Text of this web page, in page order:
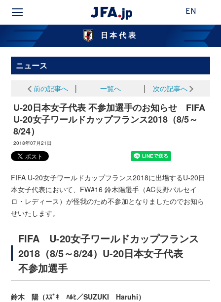
EN
日本代表
ニュース
前の記事へ 一覧へ 次の記事へ
U-20日本女子代表 不参加選手のお知らせ FIFA
U-20女子ワールドカップフランス2018（8/5～
8/24）
2018年07月21日
FIFA U-20女子ワールドカップフランス2018に出場するU-20日
本女子代表において、FW#16 鈴木陽選手（AC長野パルセイ
ロ・レディース）が怪我のため不参加となりましたのでお知ら
せいたします。
FIFA U-20女子ワールドカップフランス
2018（8/5～8/24）U-20日本女子代表
不参加選手
鈴木 陽（ｽｽﾞｷ ﾊﾙﾋ／SUZUKI Haruhi）